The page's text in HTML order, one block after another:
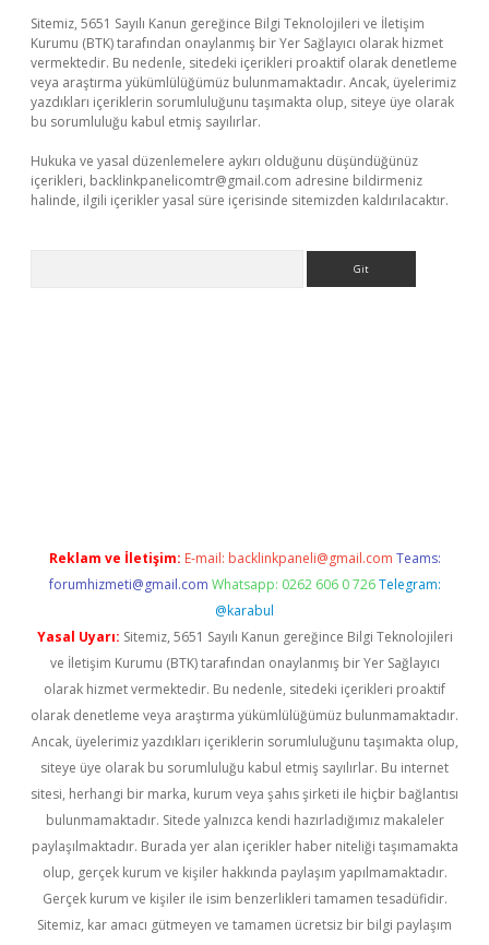
Sitemiz, 5651 Sayılı Kanun gereğince Bilgi Teknolojileri ve İletişim
Kurumu (BTK) tarafından onaylanmış bir Yer Sağlayıcı olarak hizmet
vermektedir. Bu nedenle, sitedeki içerikleri proaktif olarak denetleme
veya araştırma yükümlülüğümüz bulunmamaktadır. Ancak, üyelerimiz
yazdıkları içeriklerin sorumluluğunu taşımakta olup, siteye üye olarak
bu sorumluluğu kabul etmiş sayılırlar.
Hukuka ve yasal düzenlemelere aykırı olduğunu düşündüğünüz
içerikleri, backlinkpanelicomtr@gmail.com adresine bildirmeniz
halinde, ilgili içerikler yasal süre içerisinde sitemizden kaldırılacaktır.
Reklam ve İletişim: E-mail: backlinkpaneli@gmail.com Teams:
forumhizmeti@gmail.com Whatsapp: 0262 606 0 726 Telegram:
@karabul
Yasal Uyarı: Sitemiz, 5651 Sayılı Kanun gereğince Bilgi Teknolojileri
ve İletişim Kurumu (BTK) tarafından onaylanmış bir Yer Sağlayıcı
olarak hizmet vermektedir. Bu nedenle, sitedeki içerikleri proaktif
olarak denetleme veya araştırma yükümlülüğümüz bulunmamaktadır.
Ancak, üyelerimiz yazdıkları içeriklerin sorumluluğunu taşımakta olup,
siteye üye olarak bu sorumluluğu kabul etmiş sayılırlar. Bu internet
sitesi, herhangi bir marka, kurum veya şahıs şirketi ile hiçbir bağlantısı
bulunmamaktadır. Sitede yalnızca kendi hazırladığımız makaleler
paylaşılmaktadır. Burada yer alan içerikler haber niteliği taşımamakta
olup, gerçek kurum ve kişiler hakkında paylaşım yapılmamaktadır.
Gerçek kurum ve kişiler ile isim benzerlikleri tamamen tesadüfidir.
Sitemiz, kar amacı gütmeyen ve tamamen ücretsiz bir bilgi paylaşım